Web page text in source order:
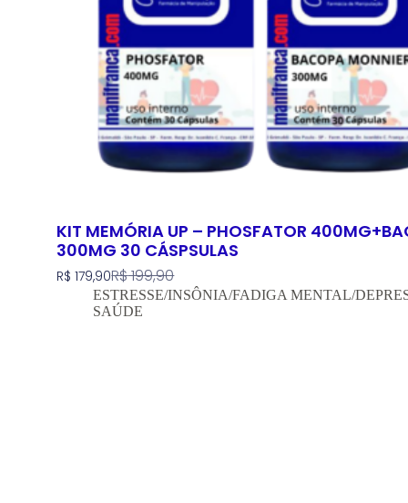
KIT MEMÓRIA UP – PHOSFATOR
300MG 30 CÁSPSULAS
R$199,90
R$ 179,90
ESTRESSE/INSÔNIA/FADIGA MENTAL/
SAÚDE